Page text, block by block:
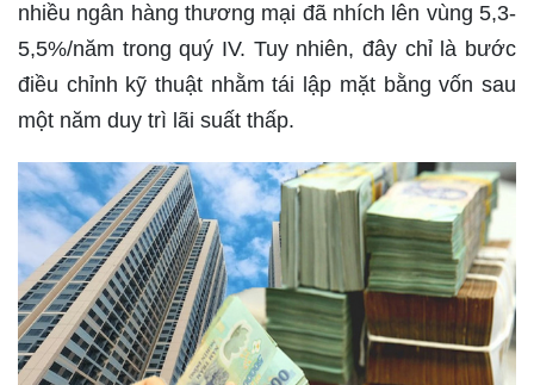
nhiều ngân hàng thương mại đã nhích lên vùng 5,3-
5,5%/năm trong quý IV. Tuy nhiên, đây chỉ là bước
điều chỉnh kỹ thuật nhằm tái lập mặt bằng vốn sau
một năm duy trì lãi suất thấp.